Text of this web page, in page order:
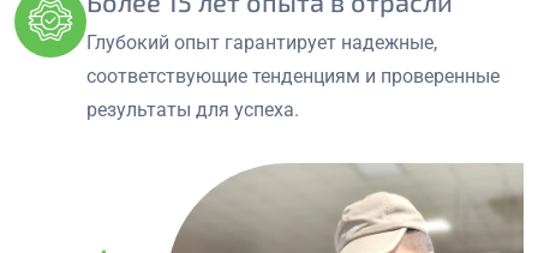
Глубокий опыт гарантирует надежные,
соответствующие тенденциям и проверенные
результаты для успеха.